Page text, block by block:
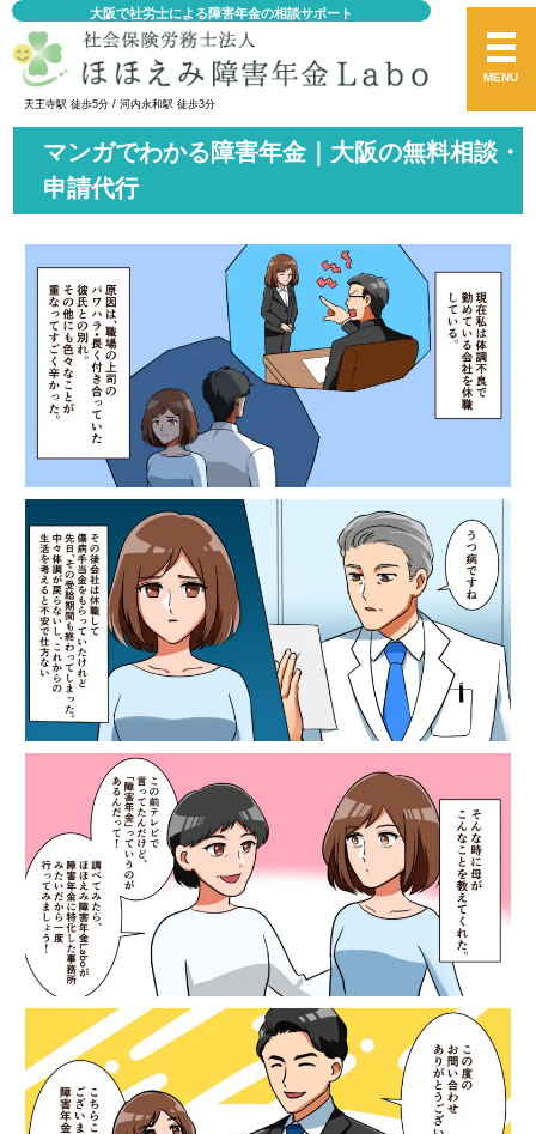
大阪で社労士による障害年金の相談サポート
天王寺駅 徒歩5分 / 河内永和駅 徒歩3分
MENU
マンガでわかる障害年金｜大阪の無料相談・
申請代行